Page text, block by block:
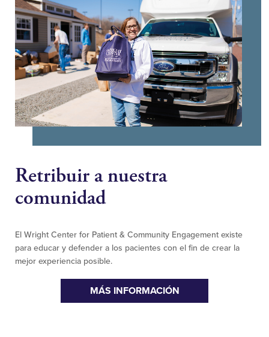
Retribuir a nuestra
comunidad
El Wright Center for Patient & Community Engagement existe
para educar y defender a los pacientes con el fin de crear la
mejor experiencia posible.
MÁS INFORMACIÓN